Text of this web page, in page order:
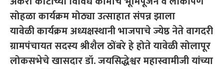
सोहळा कार्यक्रम मोठ्या उत्साहात संपन्न झाला
यावेळी कार्यक्रम अध्यक्षस्थानी भाजपाचे ज्येष्ठ नेते वागदरी
ग्रामपंचायत सदस्य श्रीशैल ठोंबरे हे होते यावेळी सोलापूर
लोकसभेचे खासदार डॉ. जयसिद्धेश्वर महास्वामीजी यांच्या